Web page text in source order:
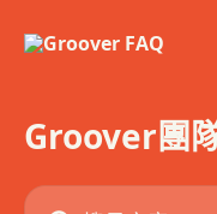
Groover團
搜尋文章…